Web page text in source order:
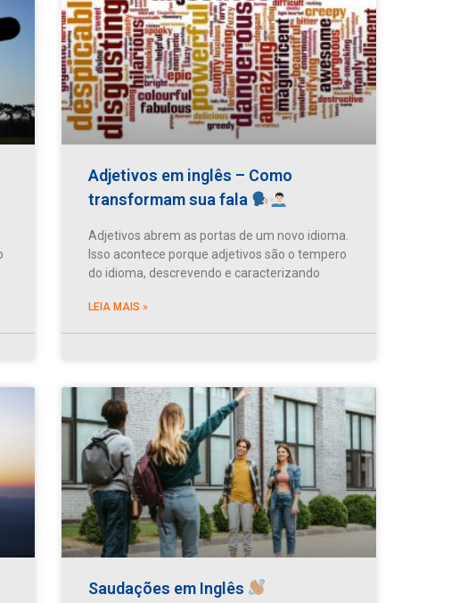
Adjetivos em inglês – Como
transformam sua fala
Adjetivos abrem as portas de um novo idioma.
Isso acontece porque adjetivos são o tempero
do idioma, descrevendo e caracterizando
LEIA MAIS »
Saudações em Inglês